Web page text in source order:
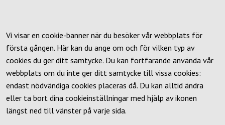
Vi visar en cookie-banner när du besöker vår webbplats för
första gången. Här kan du ange om och för vilken typ av
cookies du ger ditt samtycke. Du kan fortfarande använda vår
webbplats om du inte ger ditt samtycke till vissa cookies:
endast nödvändiga cookies placeras då. Du kan alltid ändra
eller ta bort dina cookieinställningar med hjälp av ikonen
längst ned till vänster på varje sida.